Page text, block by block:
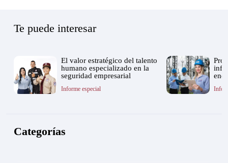
Te puede interesar
El valor estratégico del talento
humano especializado en la
seguridad empresarial
Informe especial
Categorías